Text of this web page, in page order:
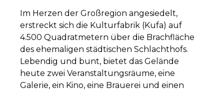
Im Herzen der Großregion angesiedelt,
erstreckt sich die Kulturfabrik (Kufa) auf
4.500 Quadratmetern über die Brachfläche
des ehemaligen städtischen Schlachthofs.
Lebendig und bunt, bietet das Gelände
heute zwei Veranstaltungsräume, eine
Galerie, ein Kino, eine Brauerei und einen